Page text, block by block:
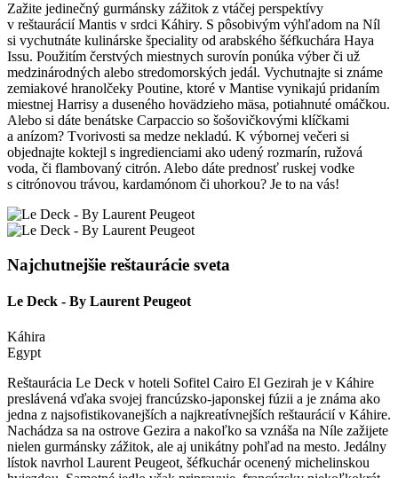
Zažite jedinečný gurmánsky zážitok z vtáčej perspektívy
v reštaurácií Mantis v srdci Káhiry. S pôsobivým výhľadom na Níl
si vychutnáte kulinárske špeciality od arabského šéfkuchára Haya
Issu. Použitím čerstvých miestnych surovín ponúka výber či už
medzinárodných alebo stredomorských jedál. Vychutnajte si známe
zemiakové hranolčeky Poutine, ktoré v Mantise vynikajú pridaním
miestnej Harrisy a duseného hovädzieho mäsa, potiahnuté omáčkou.
Alebo si dáte benátske Carpaccio so šošovičkovými klíčkami
a anízom? Tvorivosti sa medze nekladú. K výbornej večeri si
objednajte koktejl s ingredienciami ako udený rozmarín, ružová
voda, či flambovaný citrón. Alebo dáte prednosť ruskej vodke
s citrónovou trávou, kardamónom či uhorkou? Je to na vás!
Najchutnejšie reštaurácie sveta
Le Deck - By Laurent Peugeot
Káhira
Egypt
Reštaurácia Le Deck v hoteli Sofitel Cairo El Gezirah je v Káhire
preslávená vďaka svojej francúzsko-japonskej fúzii a je známa ako
jedna z najsofistikovanejších a najkreatívnejších reštaurácií v Káhire.
Nachádza sa na ostrove Gezira a nakoľko sa vznáša na Níle zažijete
nielen gurmánsky zážitok, ale aj unikátny pohľad na mesto. Jedálny
lístok navrhol Laurent Peugeot, šéfkuchár ocenený michelinskou